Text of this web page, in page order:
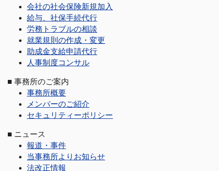
会社の社会保険新規加入
給与、社保手続代行
労務トラブルの相談
就業規則の作成・変更
助成金支給申請代行
人事制度コンサル
■ 事務所のご案内
事務所概要
メンバーのご紹介
セキュリティーポリシー
■ ニュース
報道・事件
当事務所よりお知らせ
法改正情報